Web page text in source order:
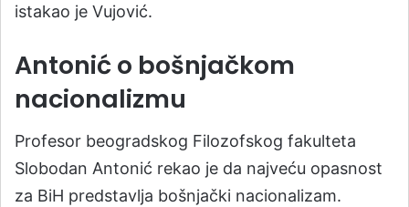
istakao je Vujović.
Antonić o bošnjačkom
nacionalizmu
Profesor beogradskog Filozofskog fakulteta
Slobodan Antonić rekao je da najveću opasnost
za BiH predstavlja bošnjački nacionalizam.